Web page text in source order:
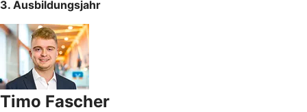
3. Ausbildungsjahr
Timo Fascher